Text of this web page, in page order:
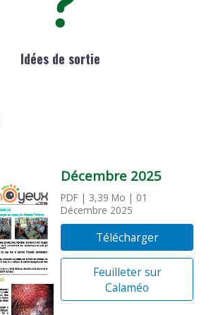
Idées de sortie
Décembre 2025
PDF | 3,39 Mo | 01
Décembre 2025
Télécharger
Feuilleter sur
Calaméo